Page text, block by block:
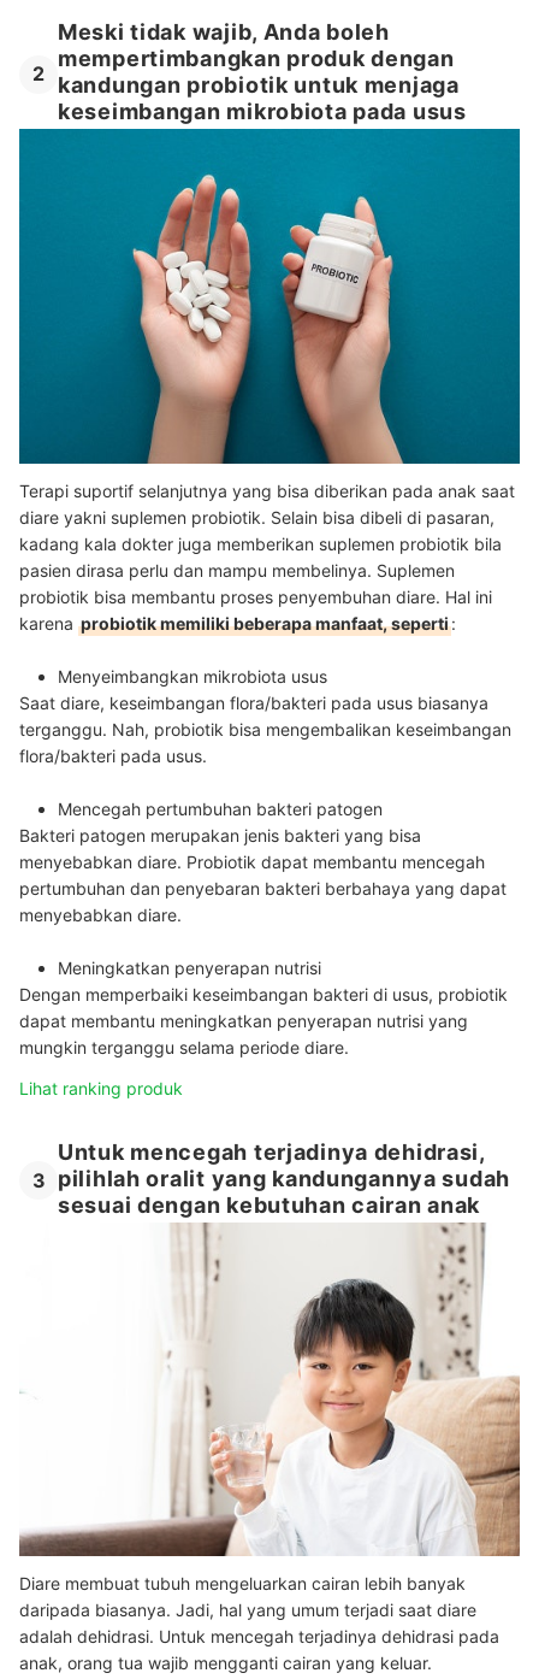
2
Meski tidak wajib, Anda boleh
mempertimbangkan produk dengan
kandungan probiotik untuk menjaga
keseimbangan mikrobiota pada usus
Terapi suportif selanjutnya yang bisa diberikan pada anak saat
diare yakni suplemen probiotik. Selain bisa dibeli di pasaran,
kadang kala dokter juga memberikan suplemen probiotik bila
pasien dirasa perlu dan mampu membelinya. Suplemen
probiotik bisa membantu proses penyembuhan diare. Hal ini
karena probiotik memiliki beberapa manfaat, seperti:
Menyeimbangkan mikrobiota usus
Saat diare, keseimbangan flora/bakteri pada usus biasanya
terganggu. Nah, probiotik bisa mengembalikan keseimbangan
flora/bakteri pada usus.
Mencegah pertumbuhan bakteri patogen
Bakteri patogen merupakan jenis bakteri yang bisa
menyebabkan diare. Probiotik dapat membantu mencegah
pertumbuhan dan penyebaran bakteri berbahaya yang dapat
menyebabkan diare.
Meningkatkan penyerapan nutrisi
Dengan memperbaiki keseimbangan bakteri di usus, probiotik
dapat membantu meningkatkan penyerapan nutrisi yang
mungkin terganggu selama periode diare.
Lihat ranking produk
3
Untuk mencegah terjadinya dehidrasi,
pilihlah oralit yang kandungannya sudah
sesuai dengan kebutuhan cairan anak
Diare membuat tubuh mengeluarkan cairan lebih banyak
daripada biasanya. Jadi, hal yang umum terjadi saat diare
adalah dehidrasi. Untuk mencegah terjadinya dehidrasi pada
anak, orang tua wajib mengganti cairan yang keluar.